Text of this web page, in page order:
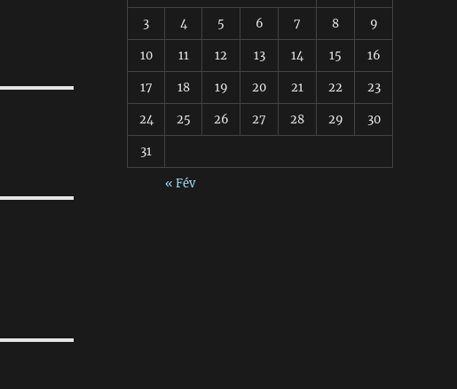
3 4 5 6 7 8 9
10 11 12 13 14 15 16
17 18 19 20 21 22 23
24 25 26 27 28 29 30
31
« Fév